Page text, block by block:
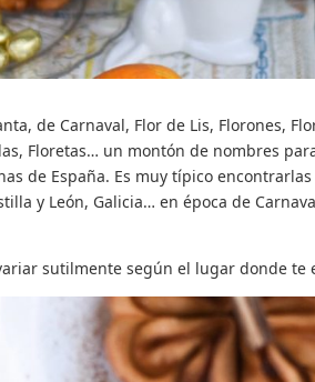
de Carnaval, Flor de Lis, Florones,
Floretas… un montón de nombres
de España. Es muy típico encontrarlas
y León, Galicia… en época de
sutilmente según el lugar donde te